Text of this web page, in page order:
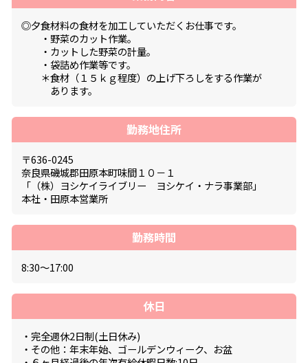
◎夕食材料の食材を加工していただくお仕事です。
・野菜のカット作業。
・カットした野菜の計量。
・袋詰め作業等です。
＊食材（１５ｋｇ程度）の上げ下ろしをする作業が
あります。
勤務地住所
〒636-0245
奈良県磯城郡田原本町味間１０－１
「（株）ヨシケイライブリー ヨシケイ・ナラ事業部」
本社・田原本営業所
勤務時間
8:30～17:00
休日
・完全週休2日制(土日休み)
・その他：年末年始、ゴールデンウィーク、お盆